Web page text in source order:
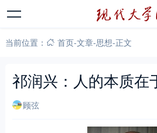
当前位置： 首页-文章-思想-正文
祁润兴：人的本质在
顾弦